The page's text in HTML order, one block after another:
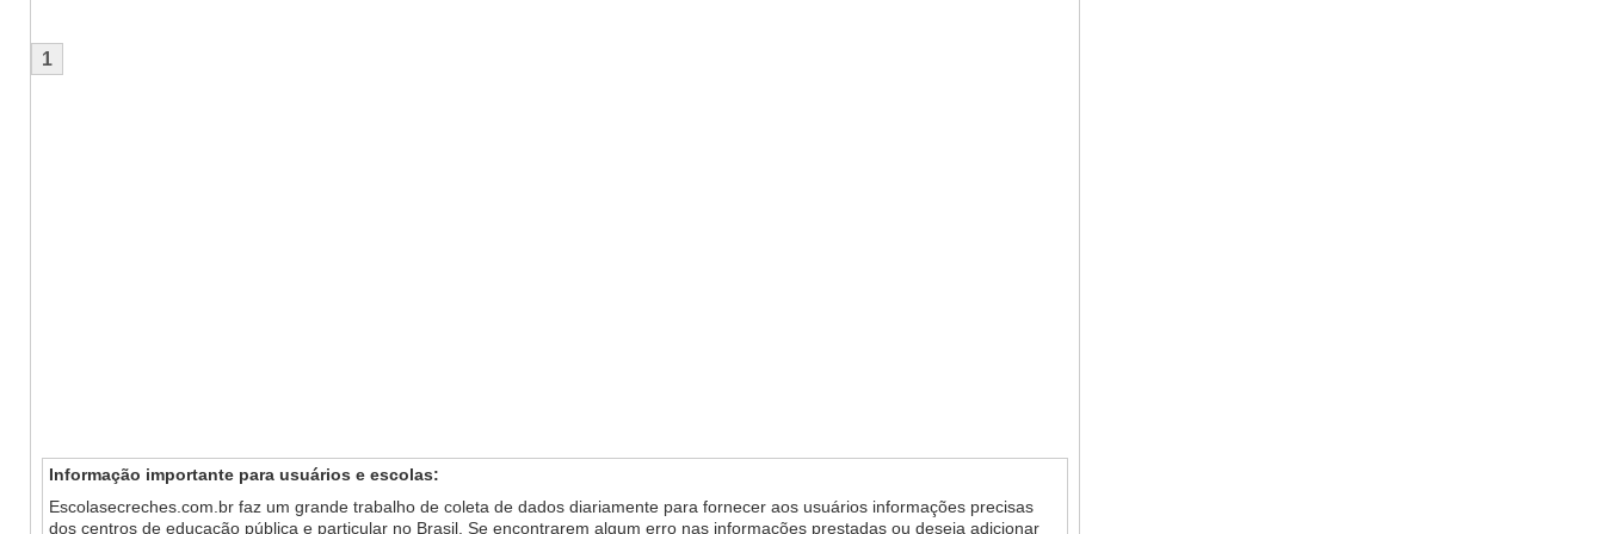
1
Informação importante para usuários e escolas:
Escolasecreches.com.br faz um grande trabalho de coleta de dados diariamente para fornecer aos usuários informações precisas
dos centros de educação pública e particular no Brasil. Se encontrarem algum erro nas informações prestadas ou deseja adicionar